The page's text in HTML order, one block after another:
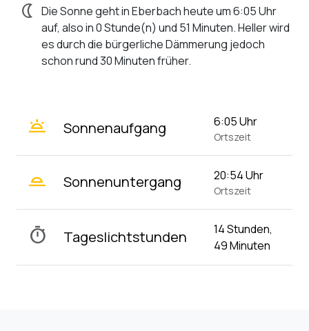
nightlight Die Sonne geht in Eberbach heute um 6:05 Uhr
auf, also in 0 Stunde(n) und 51 Minuten. Heller wird
es durch die bürgerliche Dämmerung jedoch
schon rund 30 Minuten früher.
wb_twilight Sonnenaufgang 6:05 Uhr
Ortszeit
wb_twilight_2 Sonnenuntergang 20:54 Uhr
Ortszeit
timer Tageslichtstunden
14 Stunden,
49 Minuten